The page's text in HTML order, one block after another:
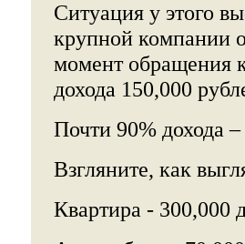
Ситуация у этого
крупной компании
момент обращения
дохода 150,000
Почти 90% дохода
Взгляните, как
Квартира - 300,000